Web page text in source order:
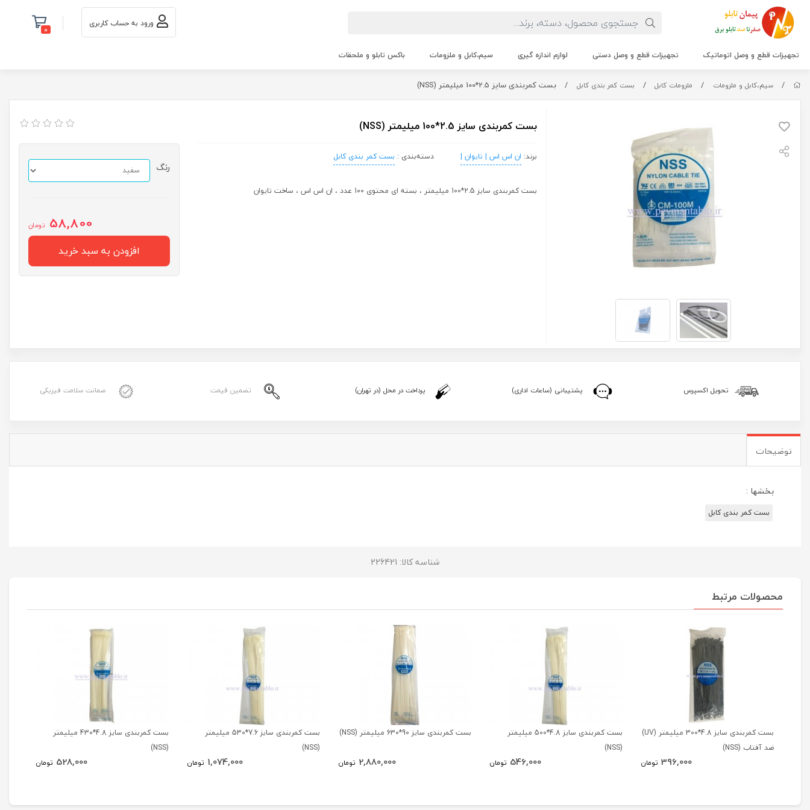
ورود به حساب کاربری 0
تجهیزات قطع و وصل اتوماتیک تجهیزات قطع و وصل دستی لوازم اندازه گیری سیم،کابل و ملزومات باکس تابلو و ملحقات
/ سیم،کابل و ملزومات / ملزومات کابل / بست کمر بندی کابل / بست کمربندی سایز 2.5*100 میلیمتر (NSS)
بست کمربندی سایز 2.5*100 میلیمتر (NSS)
برند: ان اس اس | تایوان | دسته‌بندی : بست کمر بندی کابل
بست کمربندی سایز 2.5*100 میلیمتر ، بسته ای محتوی 100 عدد ، ان اس اس ، ساخت تایوان
رنگ
58,800 تومان
افزودن به سبد خرید
تحویل اکسپرس پشتیبانی (ساعات اداری) پرداخت در محل (در تهران) تضمین قیمت ضمانت سلامت فیزیکی
توضیحات
بخشها :
بست کمر بندی کابل
شناسه کالا: 226421
محصولات مرتبط
بست کمربندی سایز 4.8*300 میلیمتر (UV)
ضد آفتاب (NSS)
396,000 تومان
بست کمربندی سایز 4.8*500 میلیمتر
(NSS)
546,000 تومان
بست کمربندی سایز 90*630 میلیمتر (NSS)
2,880,000 تومان
بست کمربندی سایز 7.6*530 میلیمتر
(NSS)
1,074,000 تومان
بست کمربندی سایز 4.8*430 میلیمتر
(NSS)
528,000 تومان